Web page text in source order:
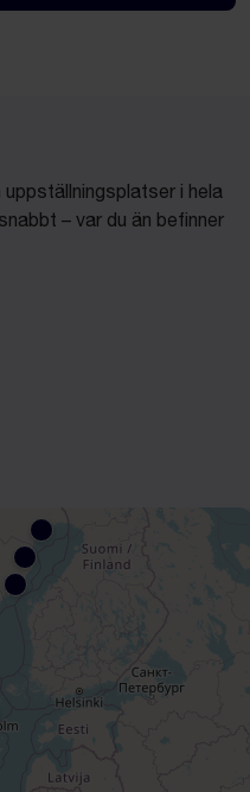
i hela
– var du än befinner